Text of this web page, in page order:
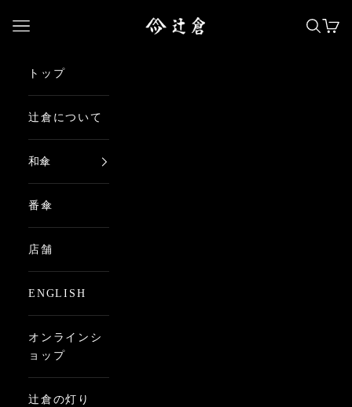
日本最古の京都和傘屋 辻倉
メニューを開く 検索を
カー
トップ
辻倉について
和傘
番傘
店舗
ENGLISH
オンラインシ
ョップ
辻倉の灯り